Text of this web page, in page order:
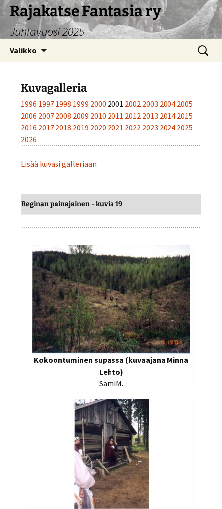
Siirry
sisältöön
Rajakatse Fantasia ry
Juhlavuosi 2025
Valikko Haku:
Kuvagalleria
1996 1997 1998 1999 2000 2001 2002 2003 2004 2005
2006 2007 2008 2009 2010 2011 2012 2013 2014 2015
2016 2017 2018 2019 2020 2021 2022 2023 2024 2025
2026
Lisää kuvasi galleriaan
Reginan painajainen - kuvia 19
Kokoontuminen supassa (kuvaajana Minna
Lehto)
SamiM.